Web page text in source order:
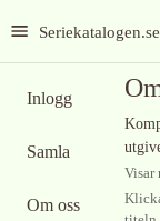
Seriekatalogen.se
Inlogg
Samla
Om oss
Visar